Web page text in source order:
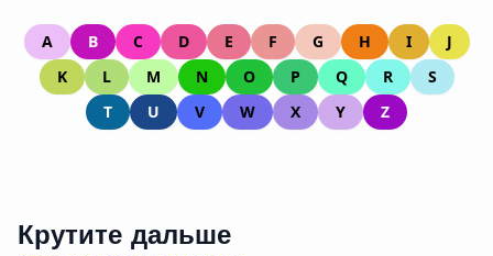
A B C D E F G H I
J
K
L M N O P Q R
S
T
U V W X Y Z
Крутите дальше